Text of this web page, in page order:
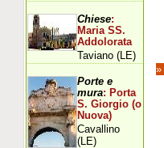
»
Chiese:
Maria SS.
Addolorata
Taviano (LE)
Porte e
mura: Porta
S. Giorgio (o
Nuova)
Cavallino
(LE)